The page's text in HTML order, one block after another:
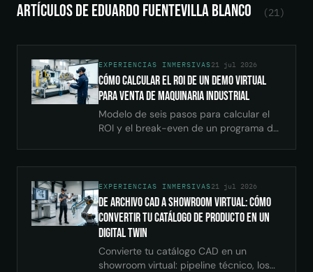
Artículos de Eduardo Fuentevilla Blanco (21)
EXPERIENCIAS INMERSIVAS21 jul 2026
Cómo Calcular el ROI de un Demo Virtual
para Venta de Maquinaria Industrial
Modelo de seis pasos para calcular el
ROI y el break-even de un programa de
EXPERIENCIAS INMERSIVAS21 jul 2026
De Archivo CAD a Showroom Virtual: Cómo
Convertir tu Catálogo de Producto en un
Digital Twin
Convierte tu catálogo CAD en un
showroom virtual: pipeline técnico, los